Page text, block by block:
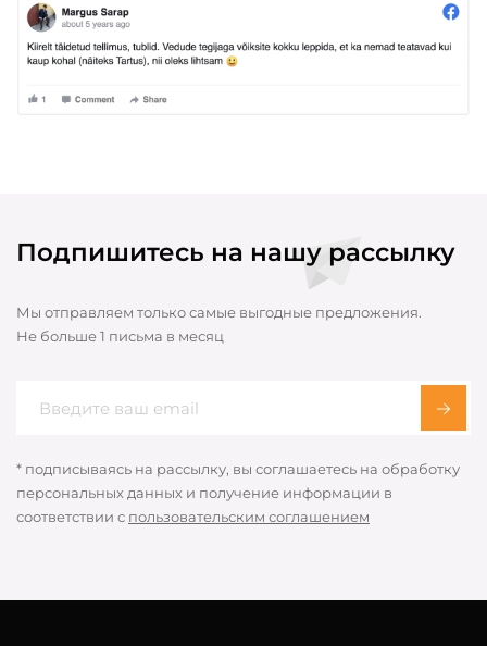
Подпишитесь на нашу рассылку
Мы отправляем только самые выгодные предложения.
Не больше 1 письма в месяц
* подписываясь на рассылку, вы соглашаетесь на обработку
персональных данных и получение информации в
соответствии с пользовательским соглашением